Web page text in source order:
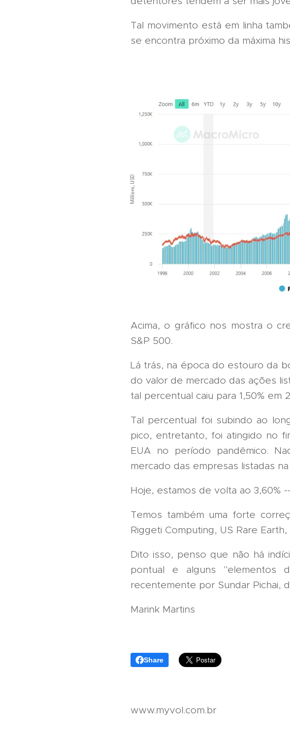
Tal movimento está em linha
se encontra próximo da máxima
Acima, o gráfico nos mostra o
S&P 500.
Lá trás, na época do estouro da
do valor de mercado das ações
tal percentual caiu para 1,50% em
Tal percentual foi subindo ao
pico, entretanto, foi atingido no
EUA no período pandêmico.
mercado das empresas listadas na
Hoje, estamos de volta ao 3,60%
Temos também uma forte
Riggeti Computing, US Rare
Dito isso, penso que não há
pontual e alguns "elementos
recentemente por Sundar Pichai,
Marink Martins
Share
www.myvol.com.br